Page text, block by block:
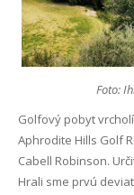
Foto:
Golfový pobyt
Aphrodite Hills Golf
Cabell Robinson.
Hrali sme prvú